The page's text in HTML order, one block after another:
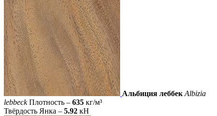
Альбиция леббек Albizia
lebbeck Плотность – 635 кг/м³
Твёрдость Янка – 5.92 кН